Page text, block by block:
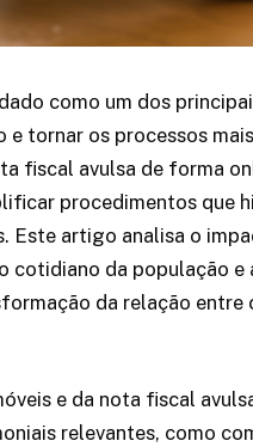
como um dos
tornar os processos
fiscal avulsa de forma
procedimentos que
Este artigo analisa o
da população e
da relação entre
e da nota fiscal
relevantes, como